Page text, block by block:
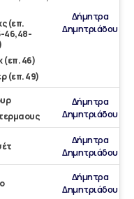
(επ.
46,48-
(επ. 46)
(επ. 49)
Δήμητρα
Δημητριάδου
Δήμητρα
Δημητριάδου
Δήμητρα
Δημητριάδου
Δήμητρα
Δημητριάδου